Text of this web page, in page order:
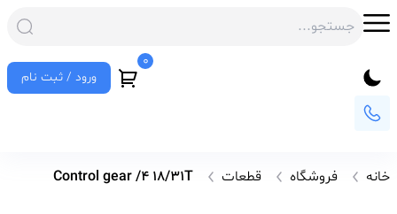
0
ورود / ثبت نام
خانه فروشگاه قطعات Control gear /4 18/31T